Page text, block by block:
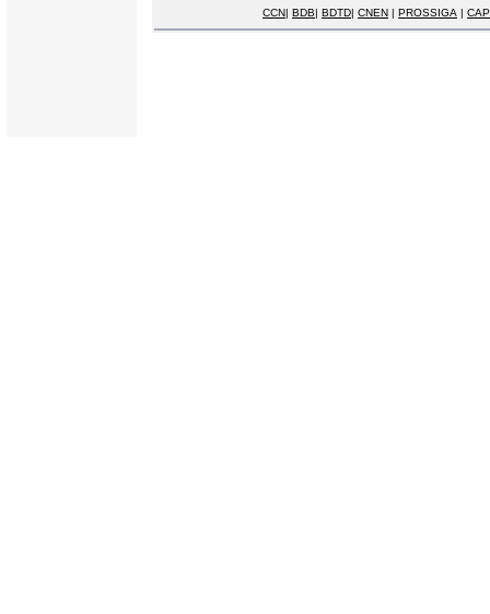
CCN| BDB| BDTD| CNEN | PROSSIGA |